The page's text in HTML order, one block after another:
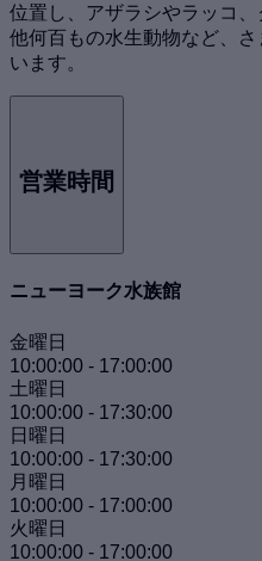
位置し、アザラシやラッコ
他何百もの水生動物など、
います。
営業時間
ニューヨーク水族館
金曜日
10:00:00 - 17:00:00
土曜日
10:00:00 - 17:30:00
日曜日
10:00:00 - 17:30:00
月曜日
10:00:00 - 17:00:00
火曜日
10:00:00 - 17:00:00